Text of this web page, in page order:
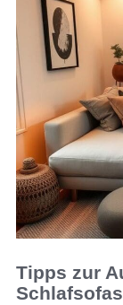
Tipps zur
Schlafsofas